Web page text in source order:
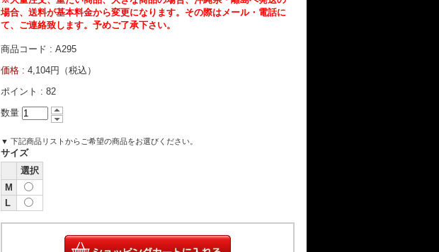
場合、送料が基本料金から変更になります。その際はメール・電話に
て、ご連絡致します。予めご了承下さい。
商品コード : A295
価格 : 4,104円（税込）
ポイント : 82
数量
▼ 下記商品リストからご希望の商品をお選びください。
サイズ
選択
M
L